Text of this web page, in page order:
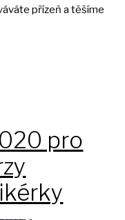
přízeň a těšíme
pro